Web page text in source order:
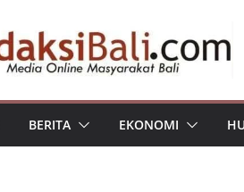
BERITA EKONOMI